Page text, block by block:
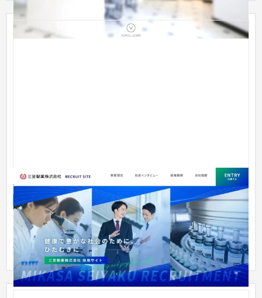
三笠製薬株式会社 採用サイト
採用サイト 製薬 31〜50万円
ファーストビューでは、各職種の写真を配置することで、働く
イメージを直感的に伝えることを意識しました。 20～30代の若
手がメ...